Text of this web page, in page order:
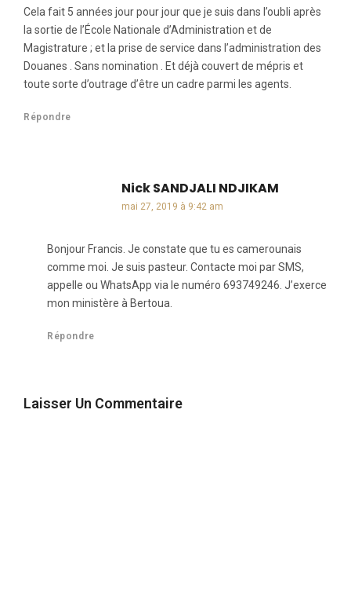
Cela fait 5 années jour pour jour que je suis dans l’oubli après
la sortie de l’École Nationale d’Administration et de
Magistrature ; et la prise de service dans l’administration des
Douanes . Sans nomination . Et déjà couvert de mépris et
toute sorte d’outrage d’être un cadre parmi les agents.
Répondre
Nick SANDJALI NDJIKAM
mai 27, 2019 à 9:42 am
Bonjour Francis. Je constate que tu es camerounais
comme moi. Je suis pasteur. Contacte moi par SMS,
appelle ou WhatsApp via le numéro 693749246. J’exerce
mon ministère à Bertoua.
Répondre
Laisser Un Commentaire